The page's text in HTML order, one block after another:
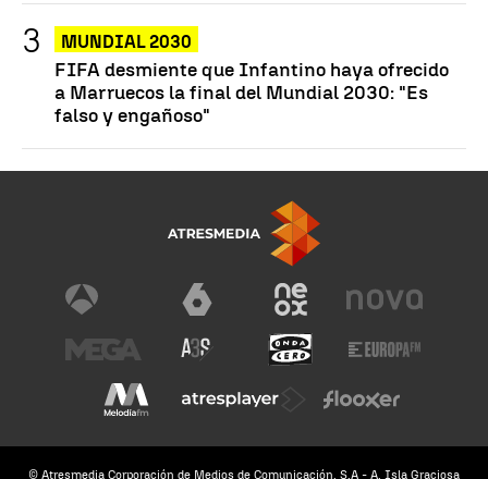
MUNDIAL 2030
FIFA desmiente que Infantino haya ofrecido
a Marruecos la final del Mundial 2030: "Es
falso y engañoso"
© Atresmedia Corporación de Medios de Comunicación, S.A - A. Isla Graciosa